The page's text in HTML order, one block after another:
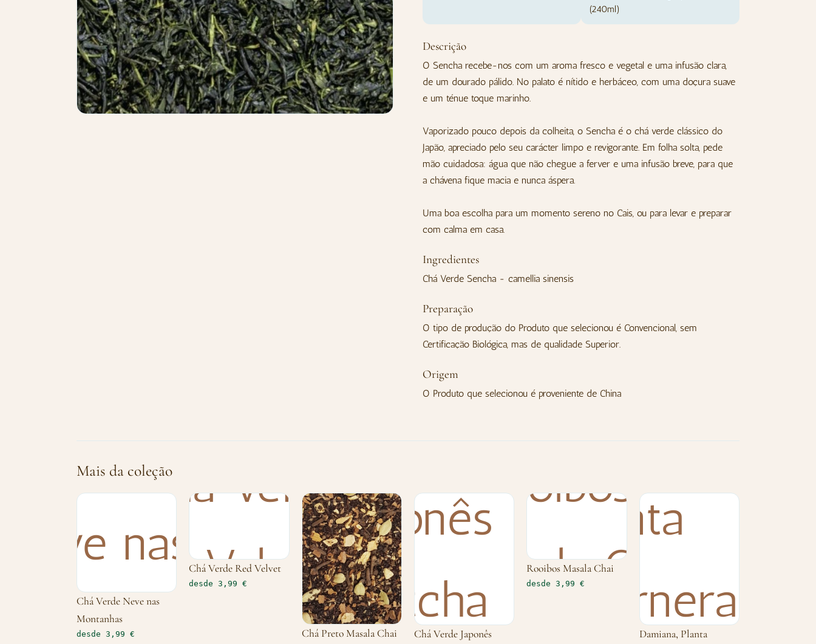
(240ml)
Descrição
O Sencha recebe-nos com um aroma fresco e vegetal e uma infusão clara,
de um dourado pálido. No palato é nítido e herbáceo, com uma doçura suave
e um ténue toque marinho.
Vaporizado pouco depois da colheita, o Sencha é o chá verde clássico do
Japão, apreciado pelo seu carácter limpo e revigorante. Em folha solta, pede
mão cuidadosa: água que não chegue a ferver e uma infusão breve, para que
a chávena fique macia e nunca áspera.
Uma boa escolha para um momento sereno no Cais, ou para levar e preparar
com calma em casa.
Ingredientes
Chá Verde Sencha - camellia sinensis
Preparação
O tipo de produção do Produto que selecionou é Convencional, sem
Certificação Biológica, mas de qualidade Superior.
Origem
O Produto que selecionou é proveniente de China
Mais da coleção
Chá Verde Neve nas
Montanhas
desde 3,99 €
Chá Verde Red Velvet
desde 3,99 €
Chá Preto Masala Chai
Chá Verde Japonês
Rooibos Masala Chai
desde 3,99 €
Damiana, Planta